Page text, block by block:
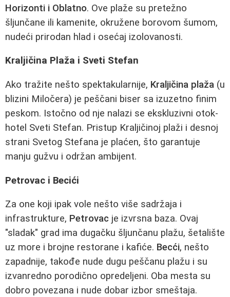
Horizonti i Oblatno. Ove plaže su pretežno
šljunčane ili kamenite, okružene borovom šumom,
nudeći prirodan hlad i osećaj izolovanosti.
Kraljičina Plaža i Sveti Stefan
Ako tražite nešto spektakularnije, Kraljičina plaža (u
blizini Miločera) je peščani biser sa izuzetno finim
peskom. Istočno od nje nalazi se ekskluzivni otok-
hotel Sveti Stefan. Pristup Kraljičinoj plaži i desnoj
strani Svetog Stefana je plaćen, što garantuje
manju gužvu i održan ambijent.
Petrovac i Becići
Za one koji ipak vole nešto više sadržaja i
infrastrukture, Petrovac je izvrsna baza. Ovaj
"sladak" grad ima dugačku šljunčanu plažu, šetalište
uz more i brojne restorane i kafiće. Becći, nešto
zapadnije, takođe nude dugu peščanu plažu i su
izvanredno porodično opredeljeni. Oba mesta su
dobro povezana i nude dobar izbor smeštaja.